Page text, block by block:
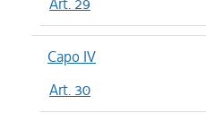
Capo IV
Art. 30